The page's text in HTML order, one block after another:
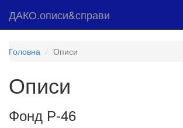
ДАКО.описи&справи
Головна Описи
Описи
Фонд Р-46